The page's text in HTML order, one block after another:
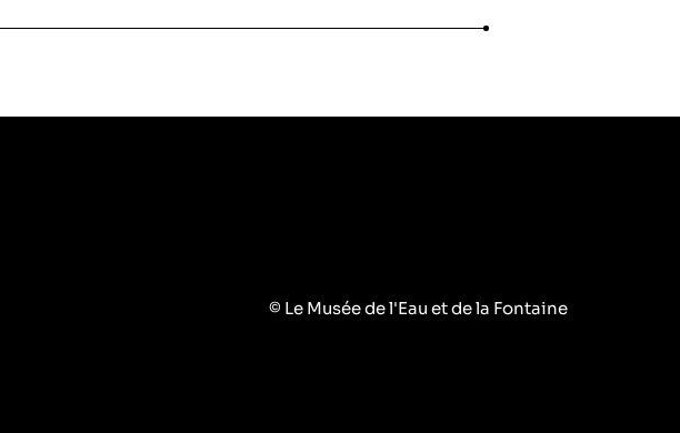
© Le Musée de l'Eau et de la Fontaine